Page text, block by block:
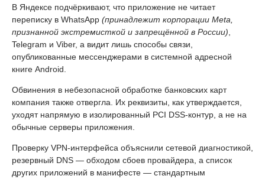
В Яндексе подчёркивают, что приложение не читает
переписку в WhatsApp (принадлежит корпорации Meta,
признанной экстремисткой и запрещённой в России)
Telegram и Viber, а видит лишь способы связи,
опубликованные мессенджерами в системной адресной
книге Android.
Обвинения в небезопасной обработке банковских карт
компания также отвергла. Их реквизиты, как утверждается,
уходят напрямую в изолированный PCI DSS-контур, а не на
обычные серверы приложения.
Проверку VPN-интерфейса объяснили сетевой диагностикой,
резервный DNS — обходом сбоев провайдера, а список
других приложений в манифесте — стандартным